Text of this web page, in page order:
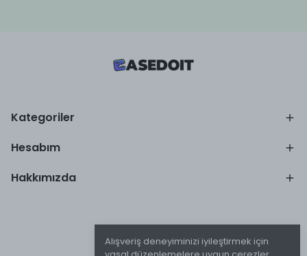
Alışveriş deneyiminizi iyileştirmek için
Kategoriler
Hesabım
Hakkımızda